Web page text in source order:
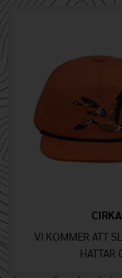
VI KOMMER ATT
HATTAR